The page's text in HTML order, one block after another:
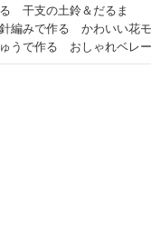
干支の土鈴＆だるま
編みで作る かわいい花
うで作る おしゃれベレ